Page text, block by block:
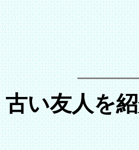
古い友人を